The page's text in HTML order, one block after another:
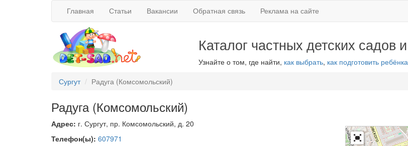
Главная Статьи Вакансии Обратная связь Реклама на сайте
Каталог частных детских садов
Узнайте о том, где найти, как выбрать, как подготовить ребёнка
Сургут
Радуга (Комсомольский)
Радуга (Комсомольский)
Адрес: г. Сургут, пр. Комсомольский, д. 20
Телефон(ы): 607971